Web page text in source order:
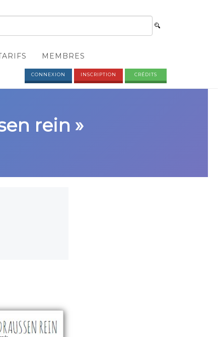
MEMBRES
CONNEXION INSCRIPTION CRÉDITS
rein »